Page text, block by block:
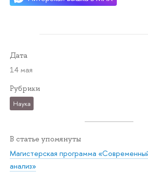
Дата
14 мая
Рубрики
Наука
В статье упомянуты
Магистерская программа
анализ»